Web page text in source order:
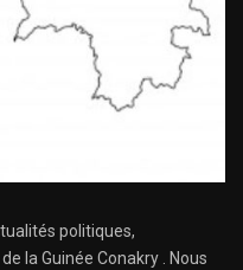
politiques,
la Guinée Conakry . Nous